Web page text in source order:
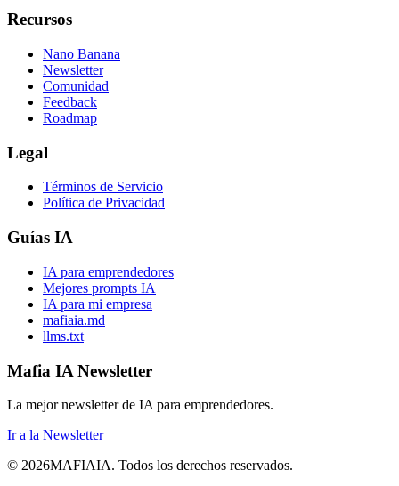
Recursos
Nano Banana
Newsletter
Comunidad
Feedback
Roadmap
Legal
Términos de Servicio
Política de Privacidad
Guías IA
IA para emprendedores
Mejores prompts IA
IA para mi empresa
mafiaia.md
llms.txt
Mafia IA Newsletter
La mejor newsletter de IA para emprendedores.
Ir a la Newsletter
© 2026MAFIAIA. Todos los derechos reservados.